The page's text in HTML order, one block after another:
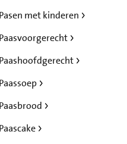
Pasen met kinderen
Paasvoorgerecht
Paashoofdgerecht
Paassoep
Paasbrood
Paascake